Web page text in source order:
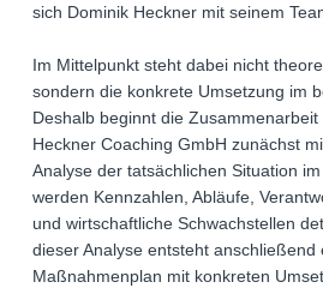
sich Dominik Heckner mit seinem
Im Mittelpunkt steht dabei nicht
sondern die konkrete Umsetzung im
Deshalb beginnt die
Heckner Coaching GmbH zunächst
Analyse der tatsächlichen Situation
werden Kennzahlen, Abläufe,
und wirtschaftliche Schwachstellen
dieser Analyse entsteht anschließend
Maßnahmenplan mit konkreten